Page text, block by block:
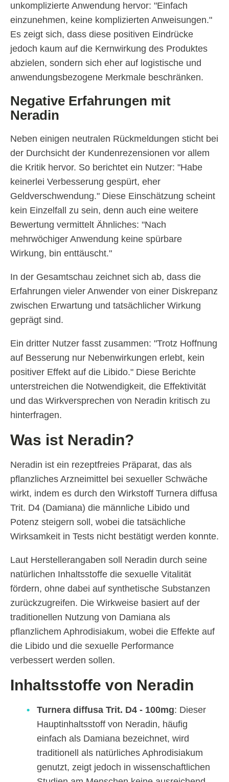
unkomplizierte Anwendung hervor: "Einfach
einzunehmen, keine komplizierten Anweisungen."
Es zeigt sich, dass diese positiven Eindrücke
jedoch kaum auf die Kernwirkung des Produktes
abzielen, sondern sich eher auf logistische und
anwendungsbezogene Merkmale beschränken.
Negative Erfahrungen mit
Neradin
Neben einigen neutralen Rückmeldungen sticht bei
der Durchsicht der Kundenrezensionen vor allem
die Kritik hervor. So berichtet ein Nutzer: "Habe
keinerlei Verbesserung gespürt, eher
Geldverschwendung." Diese Einschätzung scheint
kein Einzelfall zu sein, denn auch eine weitere
Bewertung vermittelt Ähnliches: "Nach
mehrwöchiger Anwendung keine spürbare
Wirkung, bin enttäuscht."
In der Gesamtschau zeichnet sich ab, dass die
Erfahrungen vieler Anwender von einer Diskrepanz
zwischen Erwartung und tatsächlicher Wirkung
geprägt sind.
Ein dritter Nutzer fasst zusammen: "Trotz Hoffnung
auf Besserung nur Nebenwirkungen erlebt, kein
positiver Effekt auf die Libido." Diese Berichte
unterstreichen die Notwendigkeit, die Effektivität
und das Wirkversprechen von Neradin kritisch zu
hinterfragen.
Was ist Neradin?
Neradin ist ein rezeptfreies Präparat, das als
pflanzliches Arzneimittel bei sexueller Schwäche
wirkt, indem es durch den Wirkstoff Turnera diffusa
Trit. D4 (Damiana) die männliche Libido und
Potenz steigern soll, wobei die tatsächliche
Wirksamkeit in Tests nicht bestätigt werden konnte.
Laut Herstellerangaben soll Neradin durch seine
natürlichen Inhaltsstoffe die sexuelle Vitalität
fördern, ohne dabei auf synthetische Substanzen
zurückzugreifen. Die Wirkweise basiert auf der
traditionellen Nutzung von Damiana als
pflanzlichem Aphrodisiakum, wobei die Effekte auf
die Libido und die sexuelle Performance
verbessert werden sollen.
Inhaltsstoffe von Neradin
Turnera diffusa Trit. D4 - 100mg: Dieser
Hauptinhaltsstoff von Neradin, häufig
einfach als Damiana bezeichnet, wird
traditionell als natürliches Aphrodisiakum
genutzt, zeigt jedoch in wissenschaftlichen